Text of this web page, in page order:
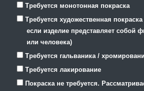
Требуется монотонная покраска
Требуется художественная
если изделие представляет собой
или человека)
Требуется гальваника /
Требуется лакирование
Покраска не требуется.